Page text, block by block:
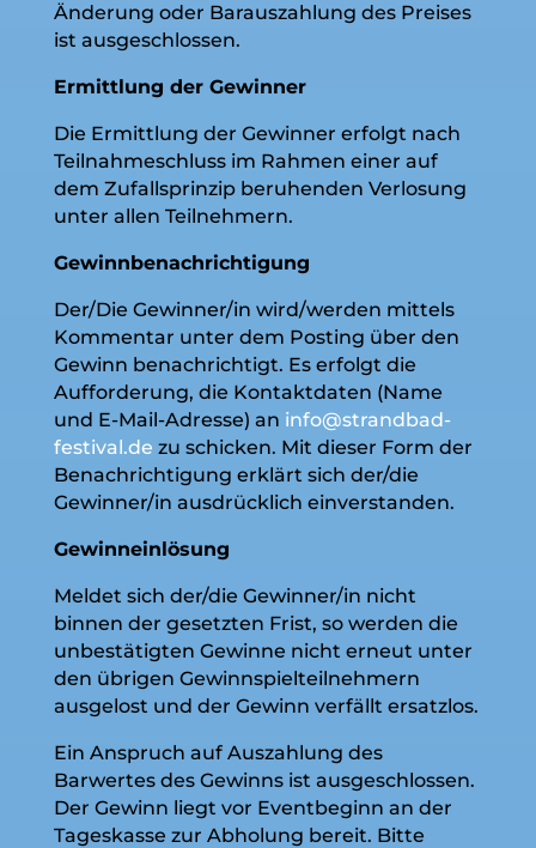
Änderung oder Barauszahlung des Preises
ist ausgeschlossen.
Ermittlung der Gewinner
Die Ermittlung der Gewinner erfolgt nach
Teilnahmeschluss im Rahmen einer auf
dem Zufallsprinzip beruhenden Verlosung
unter allen Teilnehmern.
Gewinnbenachrichtigung
Der/Die Gewinner/in wird/werden mittels
Kommentar unter dem Posting über den
Gewinn benachrichtigt. Es erfolgt die
Aufforderung, die Kontaktdaten (Name
und E-Mail-Adresse) an info@strandbad-
festival.de zu schicken. Mit dieser Form der
Benachrichtigung erklärt sich der/die
Gewinner/in ausdrücklich einverstanden.
Gewinneinlösung
Meldet sich der/die Gewinner/in nicht
binnen der gesetzten Frist, so werden die
unbestätigten Gewinne nicht erneut unter
den übrigen Gewinnspielteilnehmern
ausgelost und der Gewinn verfällt ersatzlos.
Ein Anspruch auf Auszahlung des
Barwertes des Gewinns ist ausgeschlossen.
Der Gewinn liegt vor Eventbeginn an der
Tageskasse zur Abholung bereit. Bitte